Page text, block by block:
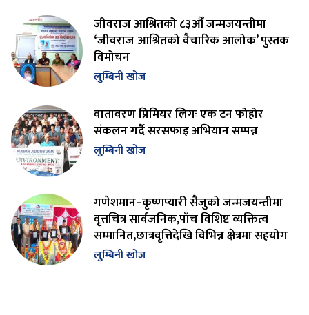
जीवराज आश्रितको ८३औँ जन्मजयन्तीमा
‘जीवराज आश्रितको वैचारिक आलोक’ पुस्तक
विमोचन
लुम्बिनी खोज
वातावरण प्रिमियर लिगः एक टन फोहोर
संकलन गर्दै सरसफाइ अभियान सम्पन्न
लुम्बिनी खोज
गणेशमान–कृष्णप्यारी सैजुको जन्मजयन्तीमा
वृत्तचित्र सार्वजनिक,पाँच विशिष्ट व्यक्तित्व
सम्मानित,छात्रवृत्तिदेखि विभिन्न क्षेत्रमा सहयोग
लुम्बिनी खोज